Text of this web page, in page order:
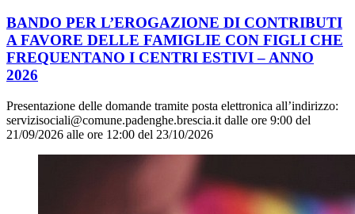
BANDO PER L’EROGAZIONE DI CONTRIBUTI
A FAVORE DELLE FAMIGLIE CON FIGLI CHE
FREQUENTANO I CENTRI ESTIVI – ANNO
2026
Presentazione delle domande tramite posta elettronica all’indirizzo:
servizisociali@comune.padenghe.brescia.it dalle ore 9:00 del
21/09/2026 alle ore 12:00 del 23/10/2026